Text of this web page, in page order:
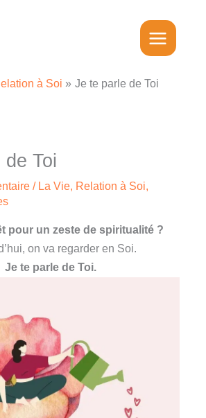
à Soi Je te parle de Toi
Toi
/ La Vie, Relation à Soi,
pour un zeste de spiritualité ?
on va regarder en Soi.
Je te parle de Toi.